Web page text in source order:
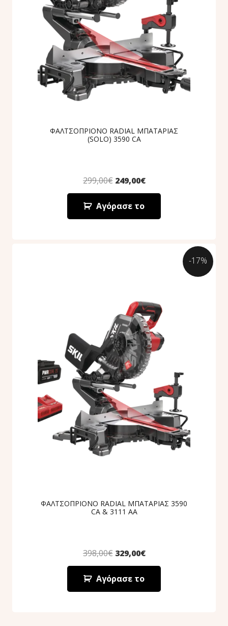
ΦΑΛΤΣΟΠΡΙΟΝΟ RADIAL ΜΠΑΤΑΡΙΑΣ
(SOLO) 3590 CA
299,00€ 249,00€
Αγόρασε το
ΦΑΛΤΣΟΠΡΙΟΝΟ RADIAL ΜΠΑΤΑΡΙΑΣ 3590
CA & 3111 AA
398,00€ 329,00€
Αγόρασε το
-17%